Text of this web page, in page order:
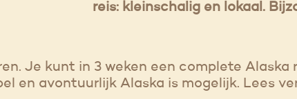
reis: kleinschalig en lokaal.
Je kunt in 3 weken een complete Alaska
en avontuurlijk Alaska is mogelijk. Lees